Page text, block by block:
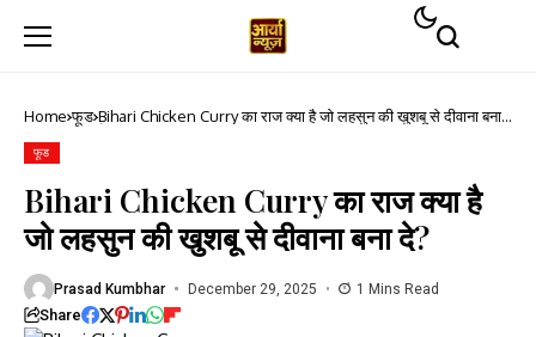
Home फूड Bihari Chicken Curry का राज क्या है जो लहसुन की खुशबू से दीवाना बना
फूड
Bihari Chicken Curry का राज क्या है
जो लहसुन की खुशबू से दीवाना बना दे?
Prasad Kumbhar December 29, 2025 1 Mins Read
Share